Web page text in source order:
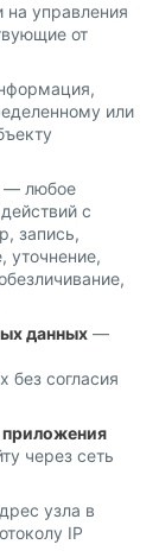
на управления
от
или
— любое
с
запись,
уточнение,
данных —
без согласия
приложения
через сеть
узла в
IP